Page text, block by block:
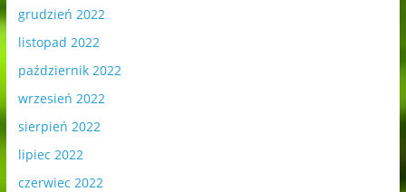
grudzień 2022
listopad 2022
październik 2022
wrzesień 2022
sierpień 2022
lipiec 2022
czerwiec 2022